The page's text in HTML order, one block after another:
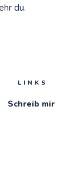
du.
LINKS
Schreib mir